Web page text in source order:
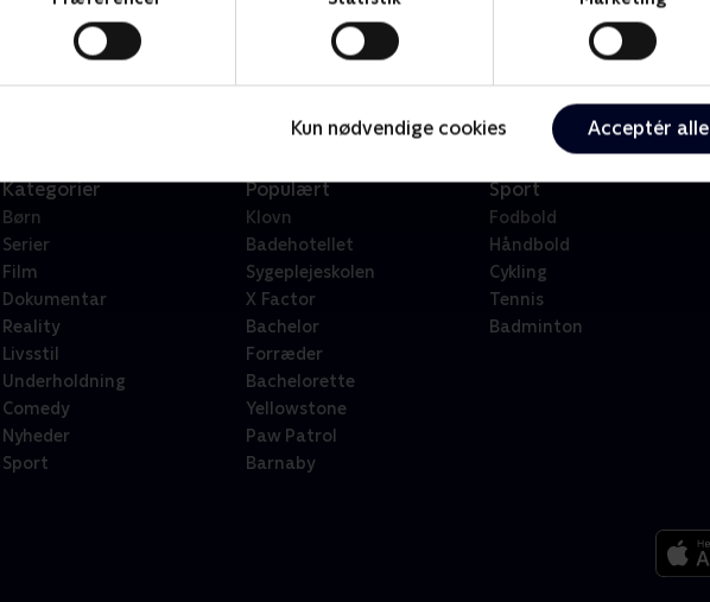
Kun nødvendige cookies Acceptér alle
Star Wars: Visions Presents - The Ninth Jedi
Serier • 1 sæsoner
LEGO filmen 2
2019 • Film • 1 t. 47 min
Kategorier
Børn
Serier
Film
Dokumentar
Reality
Livsstil
Underholdning
Comedy
Nyheder
Sport
Populært
Klovn
Badehotellet
Sygeplejeskolen
X Factor
Bachelor
Forræder
Bachelorette
Yellowstone
Paw Patrol
Barnaby
Sport
Fodbold
Håndbold
Cykling
Tennis
Badminton